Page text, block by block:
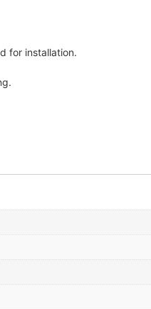
for installation.